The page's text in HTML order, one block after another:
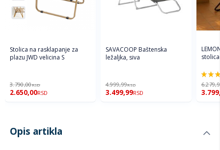
Stolica na rasklapanje za
plazu JWD velicina S
3.790,00RSD
2.650,00RSD
SAVACOOP Baštenska
ležaljka, siva
4.999,99RSD
3.499,99RSD
100%
Opis artikla